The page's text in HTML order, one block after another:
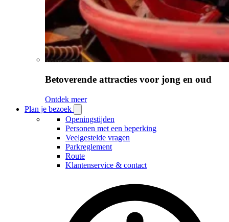
Betoverende attracties voor jong en oud
Ontdek meer
Plan je bezoek
Plan
je
bezoek
submenu
Openingstijden
Personen met een beperking
Veelgestelde vragen
Parkreglement
Route
Klantenservice & contact